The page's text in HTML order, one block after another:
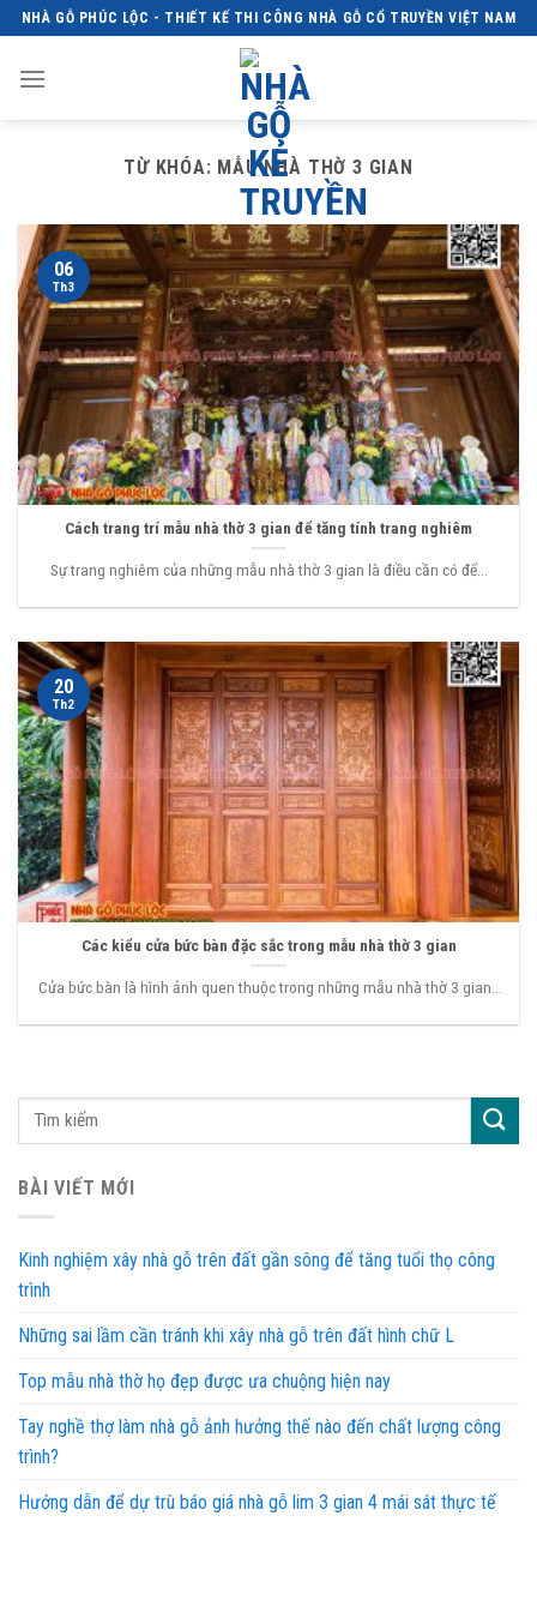
Skip
to
content
NHÀ GỖ PHÚC LỘC - THIẾT KẾ THI CÔNG NHÀ GỖ CỔ TRUYỀN VIỆT NAM
TỪ KHÓA: MẪU NHÀ THỜ 3 GIAN
Cách trang trí mẫu nhà thờ 3 gian để tăng tính trang nghiêm
Sự trang nghiêm của những mẫu nhà thờ 3 gian là điều cần có để...
06
Th3
Các kiểu cửa bức bàn đặc sắc trong mẫu nhà thờ 3 gian
Cửa bức bàn là hình ảnh quen thuộc trong những mẫu nhà thờ 3 gian...
20
Th2
BÀI VIẾT MỚI
Kinh nghiệm xây nhà gỗ trên đất gần sông để tăng tuổi thọ công
trình
Những sai lầm cần tránh khi xây nhà gỗ trên đất hình chữ L
Top mẫu nhà thờ họ đẹp được ưa chuộng hiện nay
Tay nghề thợ làm nhà gỗ ảnh hưởng thế nào đến chất lượng công
trình?
Hướng dẫn để dự trù báo giá nhà gỗ lim 3 gian 4 mái sát thực tế